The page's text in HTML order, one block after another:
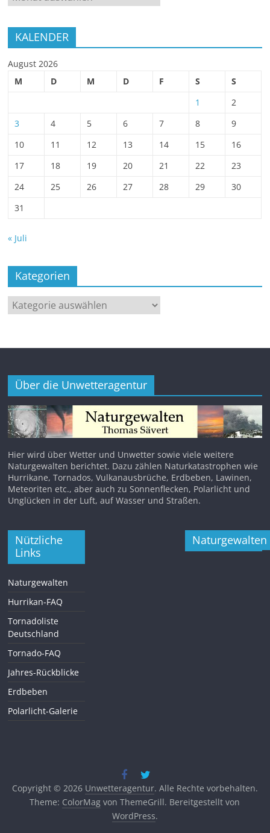
KALENDER
August 2026
M
D M D F S
S
1
2
3
4 5 6 7 8
9
10
11 12 13 14 15
16
17
18 19 20 21 22
23
24
25 26 27 28 29
30
31
« Juli
Kategorien
Kategorien
Über die Unwetteragentur
Hier wird über Wetter und Unwetter sowie viele weitere
Naturgewalten berichtet. Dazu zählen Naturkatastrophen wie
Hurrikane, Tornados, Vulkanausbrüche, Erdbeben, Lawinen,
Meteoriten etc., aber auch zu Sonnenflecken, Polarlicht und
Unglücken in der Luft, auf Wasser und Straßen.
Nützliche
Links
Naturgewalten
Hurrikan-FAQ
Tornadoliste
Deutschland
Tornado-FAQ
Jahres-Rückblicke
Erdbeben
Polarlicht-Galerie
Naturgewalten
Copyright © 2026 Unwetteragentur. Alle Rechte vorbehalten.
Theme: ColorMag von ThemeGrill. Bereitgestellt von
WordPress.